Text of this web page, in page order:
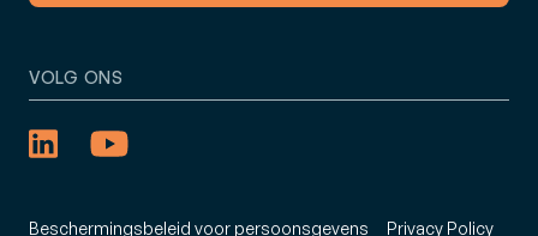
Beschermingsbeleid voor persoonsgevens Privacy Policy
VOLG ONS